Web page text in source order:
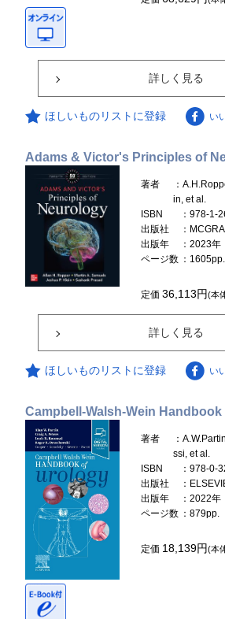
詳しく見る
ほしいものリストに登録 い
Adams & Victor's Principles of
著者
：
in, et al.
ISBN
：978-1-
出版社
：
出版年
：2023年
ページ数 ：1605pp.
定価36,113円(本
詳しく見る
ほしいものリストに登録 い
Campbell-Walsh-Wein
著者
：
ssi, et al.
ISBN
：978-0-
出版社
：
出版年
：2022年
ページ数 ：879pp.
定価 18,139円(本